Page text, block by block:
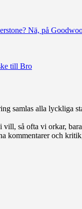
Nä, på
till Bro
samlas alla lyckliga
så ofta vi orkar,
kommentarer och